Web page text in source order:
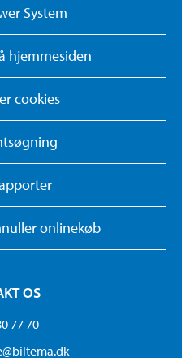
System
hjemmesiden
cookies
onlinekøb
OS
77 70